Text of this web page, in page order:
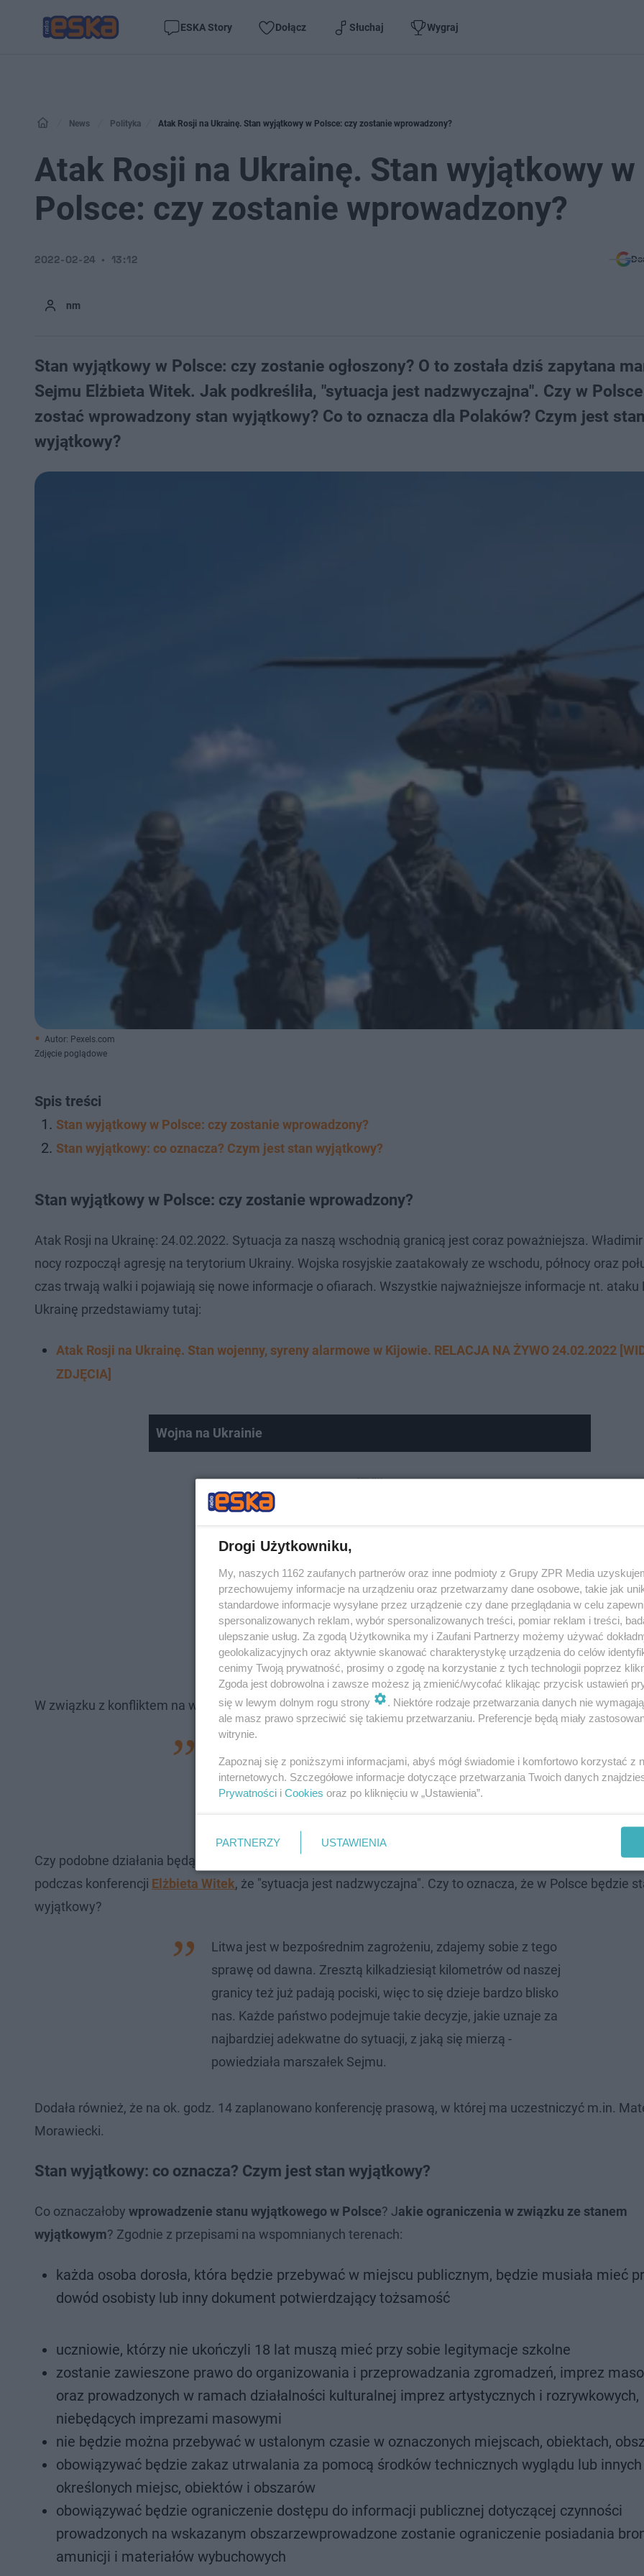
ESKA Story Dołącz Słuchaj Wygraj
News Polityka Atak Rosji na Ukrainę. Stan wyjątkowy w Polsce: czy zostanie wprowadzony?
Atak Rosji na Ukrainę. Stan wyjątkowy w
Polsce: czy zostanie wprowadzony?
nm
2022-02-24 13:12
Stan wyjątkowy w Polsce: czy zostanie ogłoszony? O to została dziś zapytana
Sejmu Elżbieta Witek. Jak podkreśliła, "sytuacja jest nadzwyczajna". Czy w
zostać wprowadzony stan wyjątkowy? Co to oznacza dla Polaków? Czym jest stan
wyjątkowy?
Autor: Pexels.com
Zdjęcie poglądowe
Spis treści
Stan wyjątkowy w Polsce: czy zostanie wprowadzony?
Stan wyjątkowy: co oznacza? Czym jest stan wyjątkowy?
Stan wyjątkowy w Polsce: czy zostanie wprowadzony?
Atak Rosji na Ukrainę: 24.02.2022. Sytuacja za naszą wschodnią granicą jest coraz poważniejsza.
nocy rozpoczął agresję na terytorium Ukrainy. Wojska rosyjskie zaatakowały ze wschodu, północy oraz
czas trwają walki i pojawiają się nowe informacje o ofiarach. Wszystkie najważniejsze informacje nt. ataku
Ukrainę przedstawiamy tutaj:
Atak Rosji na Ukrainę. Stan wojenny, syreny alarmowe w Kijowie. RELACJA NA ŻYWO 24.02.2022
ZDJĘCIA]
Wojna na Ukrainie
W związku z konfliktem na wschodzieLitwa wprowadziła stan wyjątkowy. Podobne kroki podjęła też
podjąć kroki prawne w celu wzmocnienia swego
bezpieczeństwa zewnętrznego powiedział prezydent Litwy
Czy podobne działania będą zastosowane w naszym kraju? Czy w Polsce będzie stan wyjątkowy? Jak
podczas konferencji Elżbieta Witek, że "sytuacja jest nadzwyczajna". Czy to oznacza, że w Polsce będzie
wyjątkowy?
Litwa jest w bezpośrednim zagrożeniu, zdajemy sobie z tego
sprawę od dawna. Zresztą kilkadziesiąt kilometrów od naszej
granicy też już padają pociski, więc to się dzieje bardzo blisko
nas. Każde państwo podejmuje takie decyzje, jakie uznaje za
najbardziej adekwatne do sytuacji, z jaką się mierzą -
powiedziała marszałek Sejmu.
Dodała również, że na ok. godz. 14 zaplanowano konferencję prasową, w której ma uczestniczyć m.in.
Morawiecki.
Stan wyjątkowy: co oznacza? Czym jest stan wyjątkowy?
Co oznaczałoby wprowadzenie stanu wyjątkowego w Polsce? Jakie ograniczenia w związku ze stanem
wyjątkowym? Zgodnie z przepisami na wspomnianych terenach:
każda osoba dorosła, która będzie przebywać w miejscu publicznym, będzie musiała mieć
dowód osobisty lub inny dokument potwierdzający tożsamość
uczniowie, którzy nie ukończyli 18 lat muszą mieć przy sobie legitymacje szkolne
zostanie zawieszone prawo do organizowania i przeprowadzania zgromadzeń, imprez
oraz prowadzonych w ramach działalności kulturalnej imprez artystycznych i rozrywkowych,
niebędących imprezami masowymi
nie będzie można przebywać w ustalonym czasie w oznaczonych miejscach, obiektach,
obowiązywać będzie zakaz utrwalania za pomocą środków technicznych wyglądu lub
określonych miejsc, obiektów i obszarów
obowiązywać będzie ograniczenie dostępu do informacji publicznej dotyczącej czynności
prowadzonych na wskazanym obszarzewprowadzone zostanie ograniczenie posiadania
amunicji i materiałów wybuchowych
Drogi Użytkowniku,
My, naszych 1162 zaufanych partnerów oraz inne podmioty z Grupy ZPR Media
przechowujemy informacje na urządzeniu oraz przetwarzamy dane osobowe, takie jak
standardowe informacje wysyłane przez urządzenie czy dane przeglądania w celu
spersonalizowanych reklam, wybór spersonalizowanych treści, pomiar reklam i treści,
ulepszanie usług. Za zgodą Użytkownika my i Zaufani Partnerzy możemy używać
geolokalizacyjnych oraz aktywnie skanować charakterystykę urządzenia do celów
cenimy Twoją prywatność, prosimy o zgodę na korzystanie z tych technologii poprzez
Zgoda jest dobrowolna i zawsze możesz ją zmienić/wycofać klikając przycisk ustawień
się w lewym dolnym rogu strony
. Niektóre rodzaje przetwarzania danych nie
ale masz prawo sprzeciwić się takiemu przetwarzaniu. Preferencje będą miały
witrynie.
Zapoznaj się z poniższymi informacjami, abyś mógł świadomie i komfortowo korzystać z
internetowych. Szczegółowe informacje dotyczące przetwarzania Twoich danych
Prywatności i Cookies oraz po kliknięciu w „Ustawienia”.
PARTNERZY USTAWIENIA